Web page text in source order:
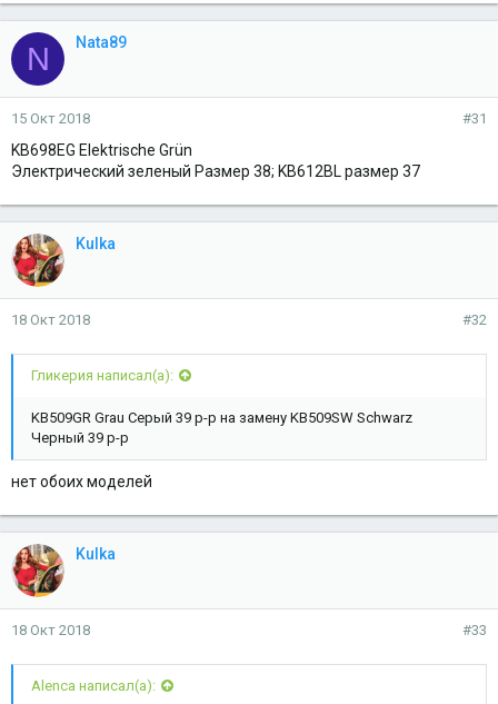
N Nata89
15 Окт 2018 #31
KB698EG Elektrische Grün
Электрический зеленый Размер 38; KB612BL размер 37
Kulka
18 Окт 2018 #32
Гликерия написал(а):
KB509GR Grau Серый 39 р-р на замену KB509SW Schwarz
Черный 39 р-р
нет обоих моделей
Kulka
18 Окт 2018 #33
Alenca написал(а):